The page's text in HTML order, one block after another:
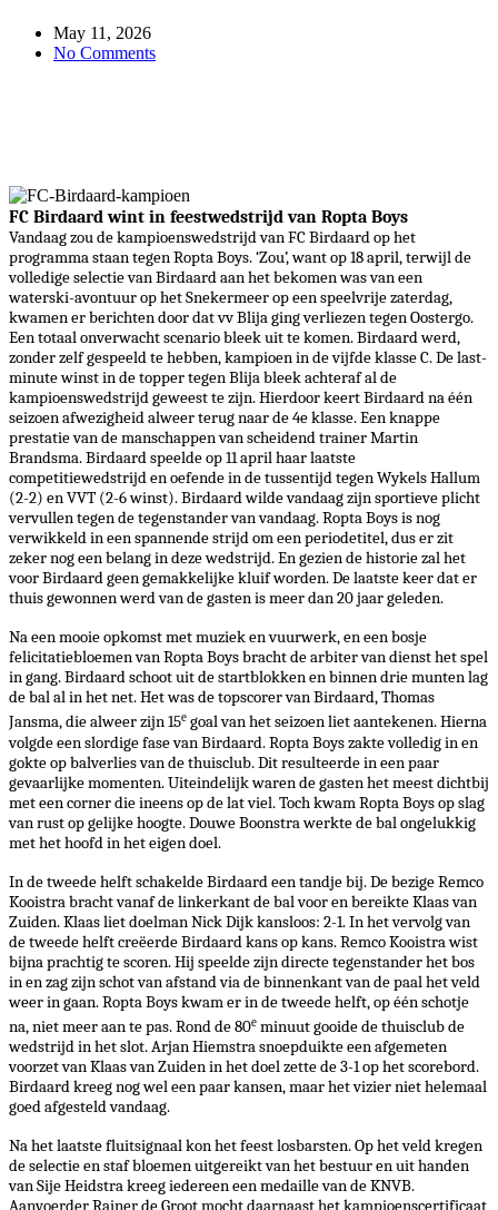
May 11, 2026
No Comments
FC Birdaard wint in feestwedstrijd van Ropta Boys
Vandaag zou de kampioenswedstrijd van FC Birdaard op het
programma staan tegenRoptaBoys. ‘Zou’, want op 18 april, terwijl de
volledige selectie van Birdaard aan het bekomen was van een
waterski-avontuur op hetSnekermeerop een speelvrije zaterdag,
kwamen er berichten door dat vv Blija ging verliezen tegen Oostergo.
Een totaal onverwacht scenario bleek uit te komen. Birdaard werd,
zonder zelf gespeeld te hebben, kampioen in de vijfde klasse C. De last-
minute winst in de topper tegen Blija bleek achteraf al de
kampioenswedstrijd geweest te zijn. Hierdoor keert Birdaard na één
seizoen afwezigheid alweer terug naar de 4e klasse. Een knappe
prestatie van de manschappen van scheidend trainer Martin
Brandsma. Birdaard speelde op 11 april haar laatste
competitiewedstrijd en oefende in de tussentijd tegenWykelsHallum
(2-2) en VVT (2-6 winst). Birdaard wildevandaag zijn sportieve plicht
vervullen tegen de tegenstander van vandaag.RoptaBoys is nog
verwikkeld in een spannende strijd om een periodetitel, dus er zit
zeker nog een belang in deze wedstrijd. En gezien de historie zal het
voor Birdaard geen gemakkelijke kluif worden. De laatste keer dat er
thuis gewonnen werd van de gasten is meer dan 20 jaar geleden.
Na een mooie opkomst met muziek en vuurwerk, en een bosje
felicitatiebloemen vanRoptaBoys bracht de arbiter van dienst het spel
in gang. Birdaard schoot uit de startblokken en binnen drie munten lag
de bal al in het net. Het was de topscorer van Birdaard,Thomas
Jansma,die alweer zijn 15e goal van het seizoen liet aantekenen. Hierna
volgde een slordige fase van Birdaard.RoptaBoys zakte volledig in en
gokte op balverlies van de thuisclub. Dit resulteerde in een paar
gevaarlijke momenten.Uiteindelijk waren de gasten het meest dichtbij
met een corner die ineens op de lat viel. Toch kwamRoptaBoys op slag
van rust op gelijke hoogte. Douwe Boonstra werkte de bal ongelukkig
met het hoofd in het eigen doel.
In de tweede helft schakelde Birdaard een tandje bij.De bezige Remco
Kooistra bracht vanaf de linkerkant de bal voor en bereikte Klaas van
Zuiden. Klaas liet doelman Nick Dijk kansloos: 2-1. In het vervolg van
de tweede helft creëerde Birdaard kans op kans. Remco Kooistra wist
bijna prachtig te scoren. Hij speelde zijn directe tegenstander het bos
in en zag zijn schot van afstand via de binnenkant van de paal het veld
weer in gaan.RoptaBoys kwam er in de tweede helft, op één schotje
na, niet meer aan te pas. Rond de 80e minuut gooide de thuisclub de
wedstrijd in het slot. Arjan Hiemstrasnoepduikteeen afgemeten
voorzet van Klaas van Zuiden in het doel zette de 3-1 op het scorebord.
Birdaard kreeg nog wel een paar kansen, maar het vizier niet helemaal
goed afgesteld vandaag.
Na het laatste fluitsignaal kon het feest losbarsten. Op het veld kregen
de selectie en staf bloemen uitgereikt van het bestuur en uit handen
vanSijeHeidstrakreeg iedereen een medaille van de KNVB.